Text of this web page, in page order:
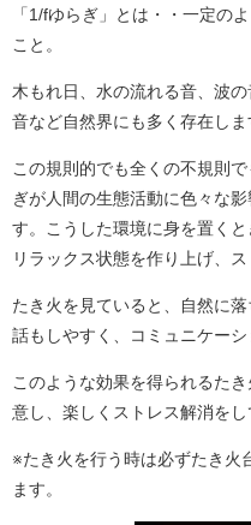
「1/fゆらぎ」とは・・一定の
こと。
木もれ日、水の流れる音、波
音など自然界にも多く存在しま
この規則的でも全くの不規則
ぎが人間の生態活動に色々な
す。こうした環境に身を置く
リラックス状態を作り上げ、
たき火を見ていると、自然に
話もしやすく、コミュニケーシ
このような効果を得られるた
意し、楽しくストレス解消をし
※たき火を行う時は必ずたき火
ます。